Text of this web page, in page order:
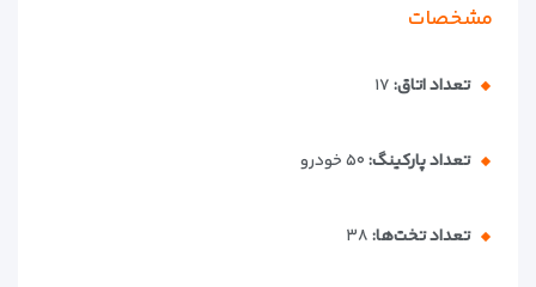
اتاق چهارتخته، یک سوییت چهارتخته و همچنین رستوران با ظرفیت
مشخصات
تعداد اتاق:۱۷
تعداد پارکینگ:۵۰ خودرو
تعداد تخت‌ها:۳۸